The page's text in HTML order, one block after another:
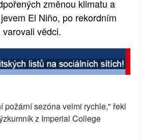
změnou klimatu a
El Niño, po rekordním
vědci.
požární sezóna velmi rychle," řekl
z Imperial College